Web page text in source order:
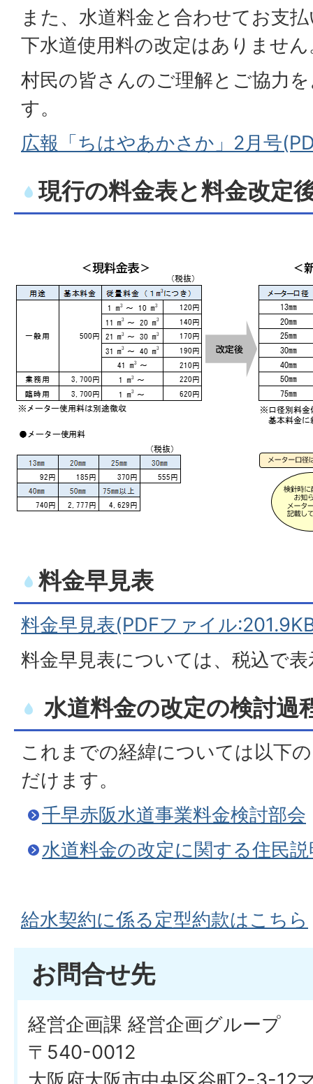
また、水道料金と合わせてお支
下水道使用料の改定はありません
村民の皆さんのご理解とご協力
す。
広報「ちはやあかさか」2月号
現行の料金表と料金改定
料金早見表
料金早見表(PDFファイル
料金早見表については、税込で
水道料金の改定の検討過
これまでの経緯については以下
だけます。
千早赤阪水道事業料金検討部会
水道料金の改定に関する住民
給水契約に係る定型約款はこちら
お問合せ先
経営企画課 経営企画グループ
〒540-0012